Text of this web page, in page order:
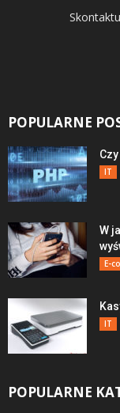
POPULARNE
IT
W
E-
IT
POPULARNE